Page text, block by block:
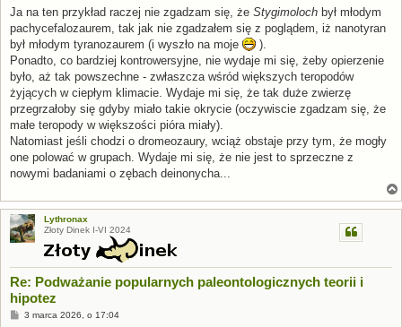
s
Ja na ten przykład raczej nie zgadzam się, że Stygimoloch był młodym
pachycefalozaurem, tak jak nie zgadzałem się z poglądem, iż nanotyran
był młodym tyranozaurem (i wyszło na moje
).
Ponadto, co bardziej kontrowersyjne, nie wydaje mi się, żeby opierzenie
było, aż tak powszechne - zwłaszcza wśród większych teropodów
żyjących w ciepłym klimacie. Wydaje mi się, że tak duże zwierzę
przegrzałoby się gdyby miało takie okrycie (oczywiscie zgadzam się, że
małe teropody w większości pióra miały).
Natomiast jeśli chodzi o dromeozaury, wciąż obstaje przy tym, że mogły
one polować w grupach. Wydaje mi się, że nie jest to sprzeczne z
nowymi badaniami o zębach deinonycha...
Lythronax
Złoty Dinek I-VI 2024
Re: Podważanie popularnych paleontologicznych teorii i
hipotez
P3 marca 2026, o 17:04